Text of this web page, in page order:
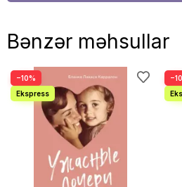
Bənzər məhsullar
−10%